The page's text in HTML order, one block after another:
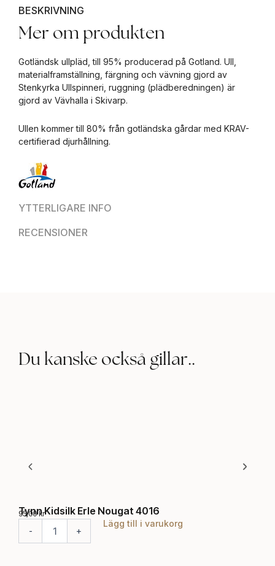
BESKRIVNING
YTTERLIGARE INFO
RECENSIONER
Mer om produkten
Gotländsk ullpläd, till 95% producerad på Gotland. Ull,
materialframställning, färgning och vävning gjord av
Stenkyrka Ullspinneri, ruggning (plädberedningen) är
gjord av Vävhalla i Skivarp.
Ullen kommer till 80% från gotländska gårdar med KRAV-
certifierad djurhållning.
Du kanske också gillar..
Tynn Kidsilk Erle Nougat 4016
95,00kr
- +
Lägg till i varukorg